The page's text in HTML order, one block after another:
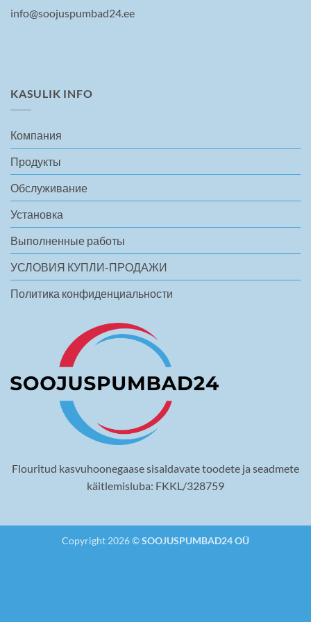
info@soojuspumbad24.ee
KASULIK INFO
Компания
Продукты
Обслуживание
Установка
Выполненные работы
УСЛОВИЯ КУПЛИ-ПРОДАЖИ
Политика конфиденциальности
Flouritud kasvuhoonegaase sisaldavate toodete ja seadmete
käitlemisluba: FKKL/328759
Copyright 2026 ©SOOJUSPUMBAD24 OÜ